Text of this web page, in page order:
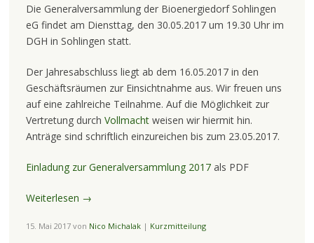
Die Generalversammlung der Bioenergiedorf Sohlingen
eG findet am Diensttag, den 30.05.2017 um 19.30 Uhr im
DGH in Sohlingen statt.
Der Jahresabschluss liegt ab dem 16.05.2017 in den
Geschäftsräumen zur Einsichtnahme aus. Wir freuen uns
auf eine zahlreiche Teilnahme. Auf die Möglichkeit zur
Vertretung durch Vollmachtweisen wir hiermit hin.
Anträge sind schriftlich einzureichen bis zum 23.05.2017.
Einladung zur Generalversammlung 2017als PDF
Weiterlesen →
15. Mai 2017von Nico Michalak | Kurzmitteilung